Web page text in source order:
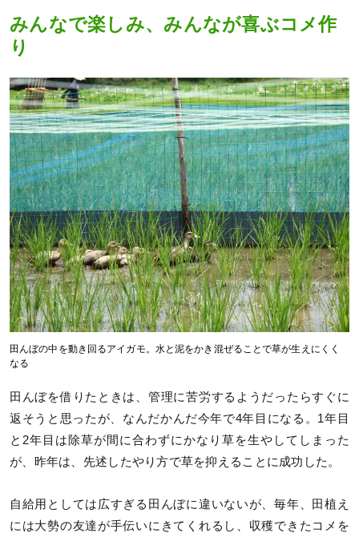
みんなで楽しみ、みんなが喜ぶコメ作
り
田んぼの中を動き回るアイガモ。水と泥をかき混ぜることで草が生えにくく
なる
田んぼを借りたときは、管理に苦労するようだったらすぐに
返そうと思ったが、なんだかんだ今年で4年目になる。1年目
と2年目は除草が間に合わずにかなり草を生やしてしまった
が、昨年は、先述したやり方で草を抑えることに成功した。
自給用としては広すぎる田んぼに違いないが、毎年、田植え
には大勢の友達が手伝いにきてくれるし、収穫できたコメを